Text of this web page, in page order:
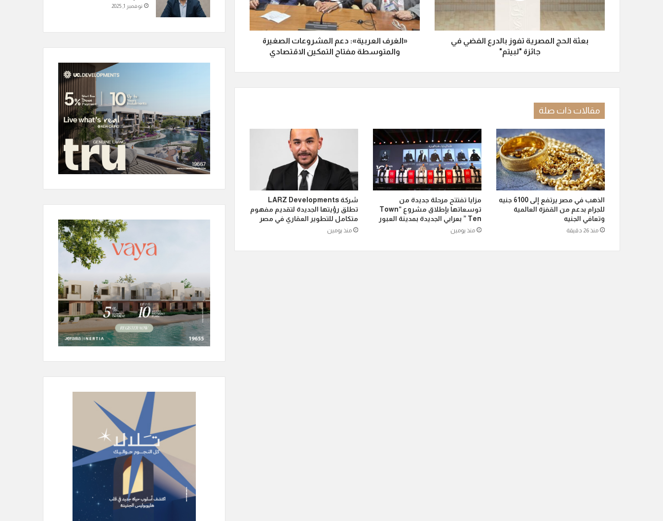
بعثة الحج المصرية تفوز بالدرع الفضي في
جائزة "لبيتم"
«الغرف العربية»: دعم المشروعات الصغيرة
والمتوسطة مفتاح التمكين الاقتصادي
مقالات ذات صلة
الذهب في مصر يرتفع إلى 6100 جنيه
للجرام بدعم من القفزة العالمية
وتعافي الجنيه
منذ 26 دقيقة
مزايا تفتتح مرحلة جديدة من
توسعاتها بإطلاق مشروع “Town
Ten ” بعرابي الجديدة بمدينة العبور
منذ يومين
شركة LARZ Developments
تطلق رؤيتها الجديدة لتقديم مفهوم
متكامل للتطوير العقاري في مصر
منذ يومين
نوفمبر 1, 2025